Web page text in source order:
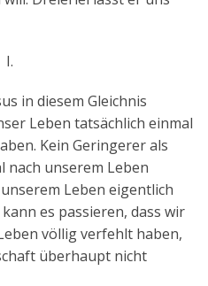
I.
in diesem Gleichnis
Leben tatsächlich einmal
Kein Geringerer als
nach unserem Leben
Leben eigentlich
es passieren, dass wir
völlig verfehlt haben,
überhaupt nicht